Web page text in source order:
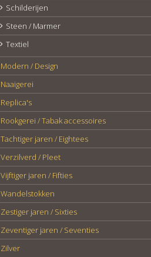
Schilderijen
Steen / Marmer
Textiel
Modern / Design
Naaigerei
Replica's
Rookgerei / Tabak accessoires
Tachtiger jaren / Eightees
Verzilverd / Pleet
Vijftiger jaren / Fifties
Wandelstokken
Zestiger jaren / Sixties
Zeventiger jaren / Seventies
Zilver